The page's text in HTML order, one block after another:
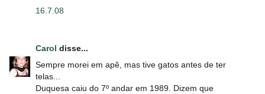
16.7.08
Carol disse...
Sempre morei em apê, mas tive gatos antes de ter
telas...
Duquesa caiu do 7º andar em 1989. Dizem que